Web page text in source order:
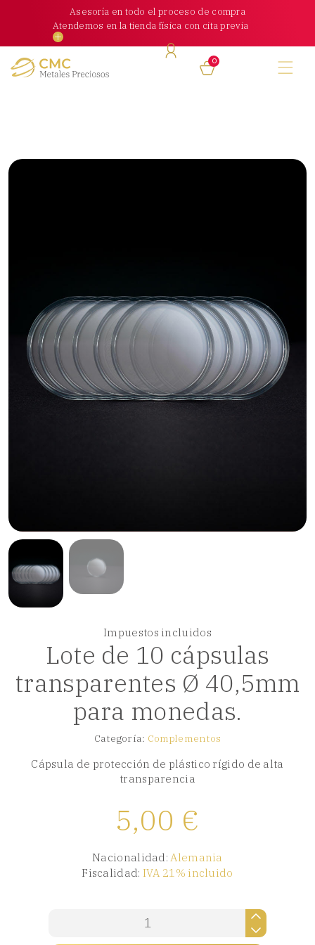
Asesoría en todo el proceso de compra
Atendemos en la tienda física con cita previa
0
Lote de 10 cápsulas
transparentes Ø 40,5mm
para monedas.
5,00 €
Impuestos incluidos
Nacionalidad:Alemania
Fiscalidad: IVA 21% incluido
Cápsula de protección de plástico rígido de alta
transparencia
Categoría: Complementos